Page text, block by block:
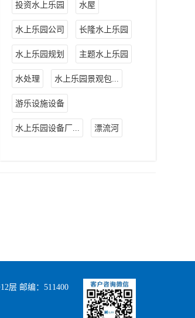
投资水上乐园 水屋
水上乐园公司 长隆水上乐园
水上乐园规划 主题水上乐园
水处理 水上乐园景观包...
游乐设施设备
水上乐园设备厂... 漂流河
层 邮编：511400